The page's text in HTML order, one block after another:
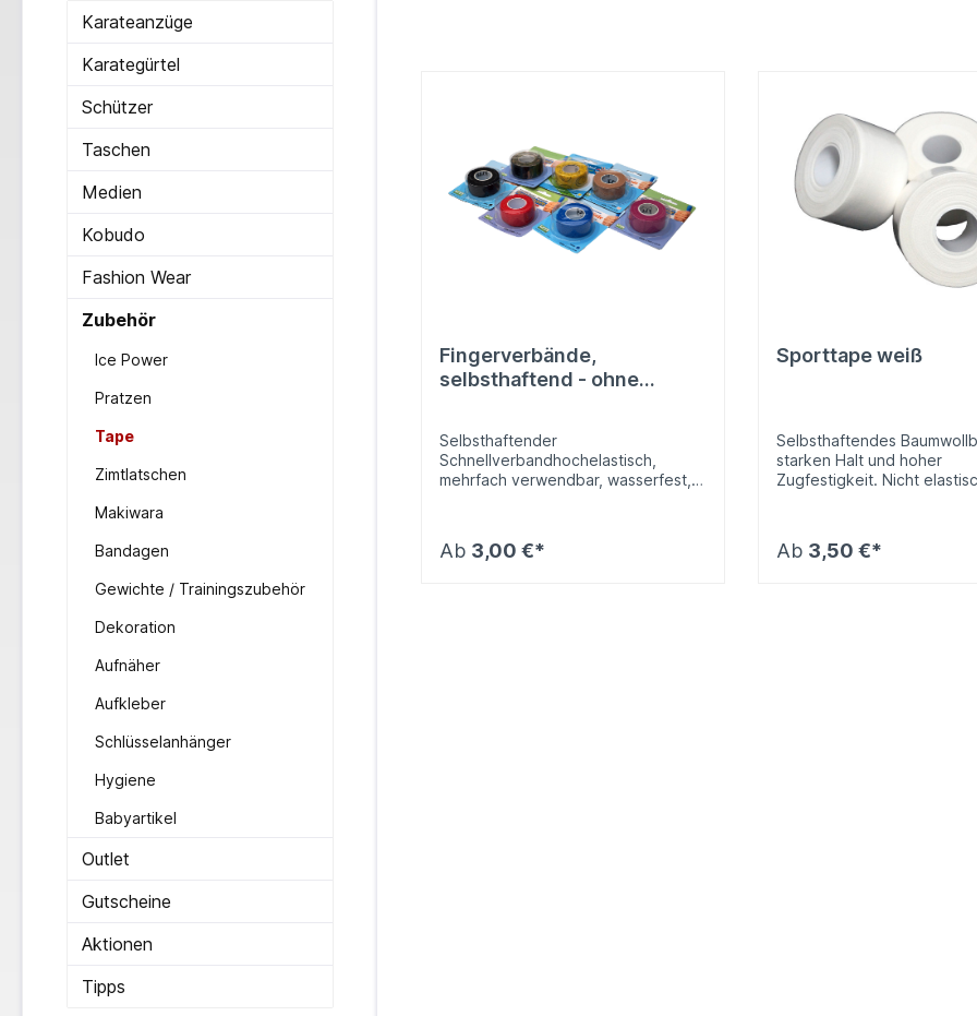
Karateanzüge
Karategürtel
Schützer
Taschen
Medien
Kobudo
Fashion Wear
Zubehör
Ice Power
Pratzen
Tape
Zimtlatschen
Makiwara
Bandagen
Gewichte / Trainingszubehör
Dekoration
Aufnäher
Aufkleber
Schlüsselanhänger
Hygiene
Babyartikel
Outlet
Gutscheine
Aktionen
Tipps
Fingerverbände,
selbsthaftend - ohne
Selbsthaftender
Schnellverbandhochelastisch,
mehrfach verwendbar, wasserfest,
2,5cm x 4,5 m
Ab 3,00 €*
Sporttape weiß
Selbsthaftendes
starken Halt und hoher
Zugfestigkeit. Nicht
Hand abreißbar und
Ab 3,50 €*